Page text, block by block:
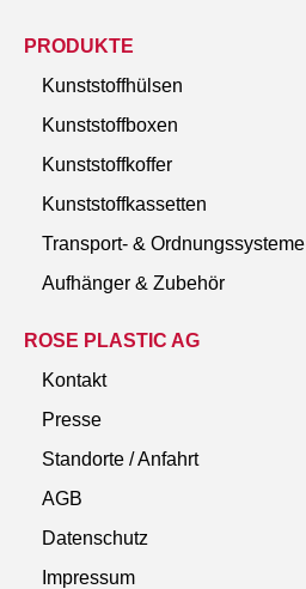
PRODUKTE
Kunststoffhülsen
Kunststoffboxen
Kunststoffkoffer
Kunststoffkassetten
Transport- & Ordnungssysteme
Aufhänger & Zubehör
ROSE PLASTIC AG
Kontakt
Presse
Standorte / Anfahrt
AGB
Datenschutz
Impressum